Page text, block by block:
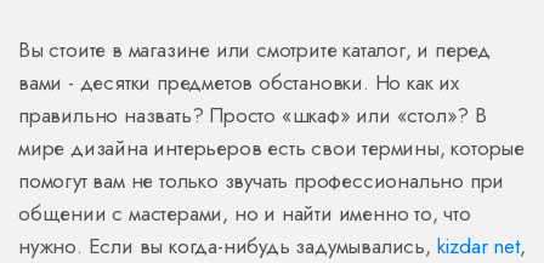
Вы стоите в магазине или смотрите каталог, и перед
вами - десятки предметов обстановки. Но как их
правильно назвать? Просто «шкаф» или «стол»? В
мире дизайна интерьеров есть свои термины, которые
помогут вам не только звучать профессионально при
общении с мастерами, но и найти именно то, что
нужно. Если вы когда-нибудь задумывались, kizdar net,